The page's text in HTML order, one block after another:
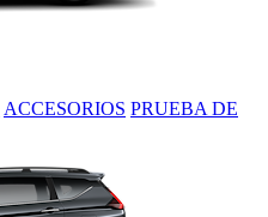
ACCESORIOS PRUEBA DE